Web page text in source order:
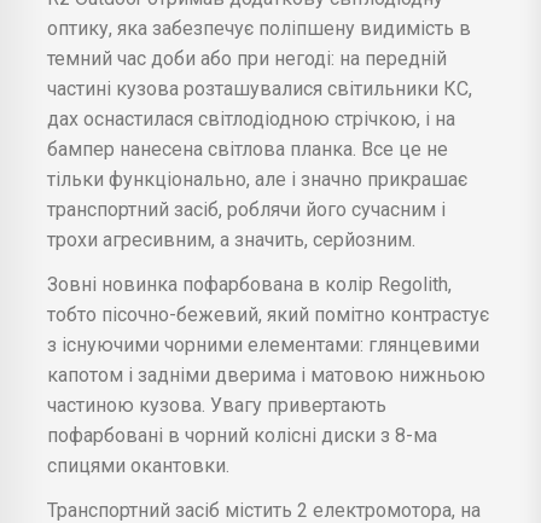
оптику, яка забезпечує поліпшену видимість в
темний час доби або при негоді: на передній
частині кузова розташувалися світильники КС,
дах оснастилася світлодіодною стрічкою, і на
бампер нанесена світлова планка. Все це не
тільки функціонально, але і значно прикрашає
транспортний засіб, роблячи його сучасним і
трохи агресивним, а значить, серйозним.
Зовні новинка пофарбована в колір Regolith,
тобто пісочно-бежевий, який помітно контрастує
з існуючими чорними елементами: глянцевими
капотом і задніми дверима і матовою нижньою
частиною кузова. Увагу привертають
пофарбовані в чорний колісні диски з 8-ма
спицями окантовки.
Транспортний засіб містить 2 електромотора, на